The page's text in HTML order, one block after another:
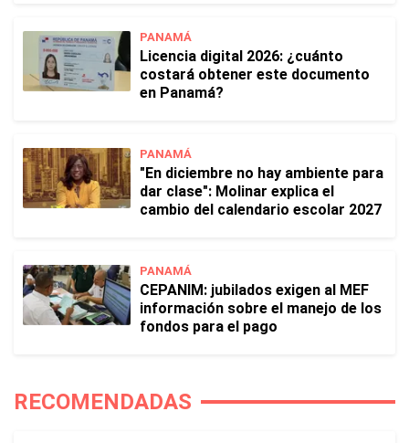
PANAMÁ
Licencia digital 2026: ¿cuánto
costará obtener este documento
en Panamá?
PANAMÁ
"En diciembre no hay ambiente para
dar clase": Molinar explica el
cambio del calendario escolar 2027
PANAMÁ
CEPANIM: jubilados exigen al MEF
información sobre el manejo de los
fondos para el pago
RECOMENDADAS